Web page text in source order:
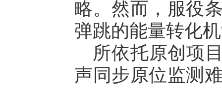
略。然而，服役
弹跳的能量转化
所依托原创项
声同步原位监测